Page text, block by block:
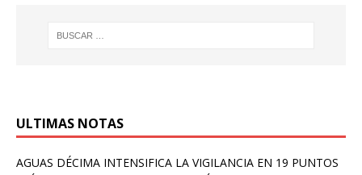
ULTIMAS NOTAS
AGUAS DÉCIMA INTENSIFICA LA VIGILANCIA EN 19 PUNTOS